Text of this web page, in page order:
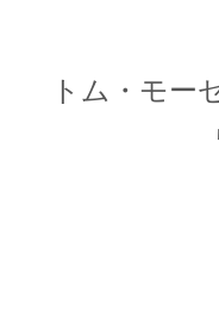
トム・モー